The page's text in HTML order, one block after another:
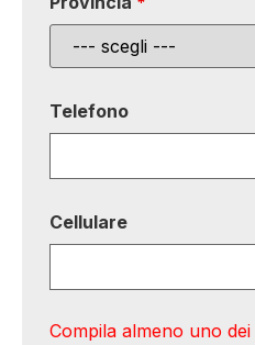
Telefono
Cellulare
Compila almeno uno